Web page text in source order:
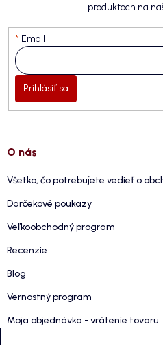
produktoch na
Email
Prihlásiť sa
O nás
Všetko, čo potrebujete vedieť o
Darčekové poukazy
Veľkoobchodný program
Recenzie
Blog
Vernostný program
Moja objednávka - vrátenie tovaru